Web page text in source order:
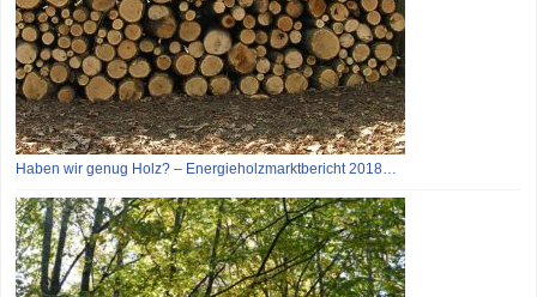
Haben wir genug Holz? – Energieholzmarktbericht 2018…